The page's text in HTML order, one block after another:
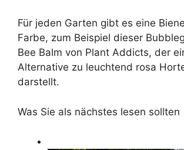
Für jeden Garten gibt es eine
Farbe, zum Beispiel dieser
Bee Balm von Plant Addicts, der
Alternative zu leuchtend rosa
darstellt.
Was Sie als nächstes lesen sollten